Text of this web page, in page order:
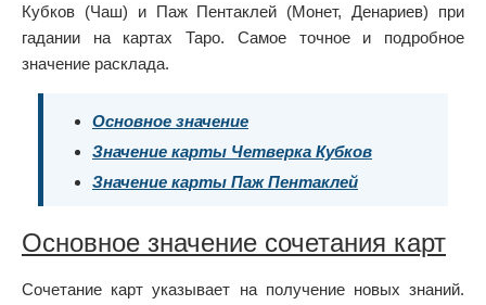
Кубков (Чаш) и Паж Пентаклей (Монет, Денариев) при
гадании на картах Таро. Самое точное и подробное
значение расклада.
Основное значение
Значение карты Четверка Кубков
Значение карты Паж Пентаклей
Основное значение сочетания карт
Сочетание карт указывает на получение новых знаний.